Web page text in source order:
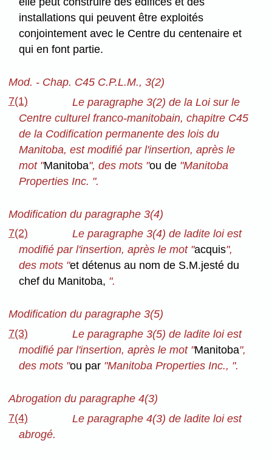
installations qui peuvent être exploités
conjointement avec le Centre du centenaire et
qui en font partie.
Mod. - Chap. C45 C.P.L.M., 3(2)
7(1)
Le paragraphe 3(2) de la Loi sur le
Centre culturel franco-manitobain, chapitre C45
de la Codification permanente des lois du
Manitoba, est modifié par l'insertion, après le
mot "Manitoba", des mots "ou de "Manitoba
Properties Inc. ".
Modification du paragraphe 3(4)
7(2)
Le paragraphe 3(4) de ladite loi est
modifié par l'insertion, après le mot "acquis",
des mots "et détenus au nom de S.M.jesté du
chef du Manitoba, ".
Modification du paragraphe 3(5)
7(3)
Le paragraphe 3(5) de ladite loi est
modifié par l'insertion, après le mot "Manitoba",
des mots "ou par "Manitoba Properties Inc., ".
Abrogation du paragraphe 4(3)
7(4)
Le paragraphe 4(3) de ladite loi est
abrogé.